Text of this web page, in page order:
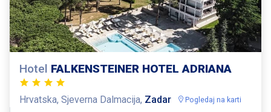
Hotel FALKENSTEINER HOTEL ADRIANA
Hrvatska, Sjeverna Dalmacija, Zadar Pogledaj na karti